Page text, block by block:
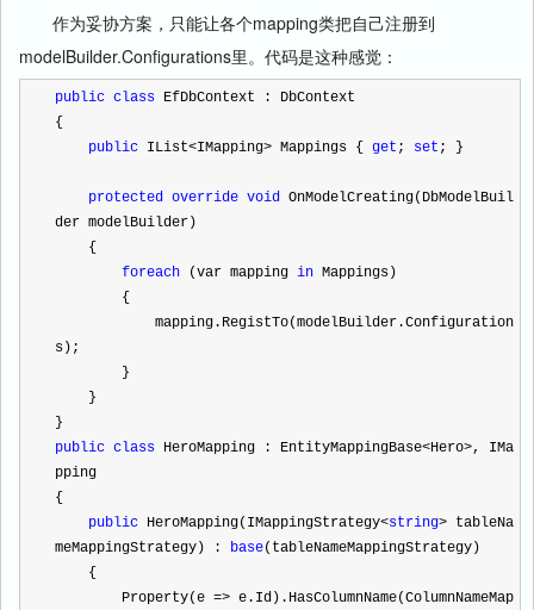
作为妥协方案，只能让各个mapping类把自己注册到
modelBuilder.Configurations里。代码是这种感觉：
public class EfDbContext : DbContext
{
public IList<IMapping> Mappings { get ; set ; }
protected override void OnModelCreating(DbModelBuil
der modelBuilder)
    {
foreach (var mapping in Mappings)
        {
s);
        }
    }
}
public class HeroMapping : EntityMappingBase<Hero>, IMa
pping
{
public HeroMapping(IMappingStrategy<string> tableNa
meMappingStrategy) : base(tableNameMappingStrategy)
    {
        Property(e
=> e.Id).HasColumnName(ColumnNameMap